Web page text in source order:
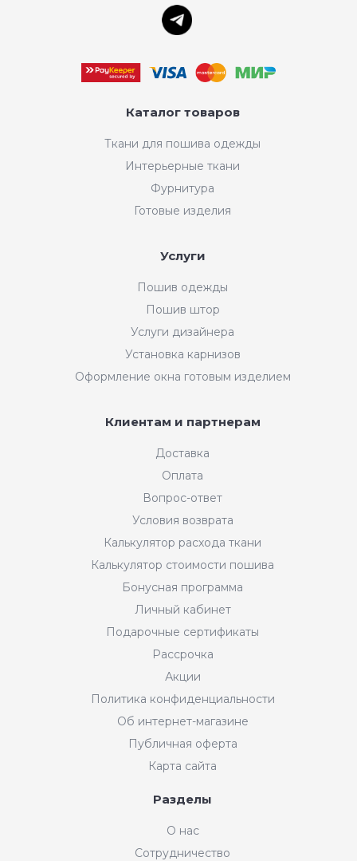
Каталог товаров
Ткани для пошива одежды
Интерьерные ткани
Фурнитура
Готовые изделия
Услуги
Пошив одежды
Пошив штор
Услуги дизайнера
Установка карнизов
Оформление окна готовым изделием
Клиентам и партнерам
Доставка
Оплата
Вопрос-ответ
Условия возврата
Калькулятор расхода ткани
Калькулятор стоимости пошива
Бонусная программа
Личный кабинет
Подарочные сертификаты
Рассрочка
Акции
Политика конфиденциальности
Об интернет-магазине
Публичная оферта
Карта сайта
Разделы
О нас
Сотрудничество